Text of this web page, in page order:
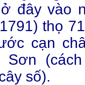
đây vào
thọ
cạn
Sơn
số).